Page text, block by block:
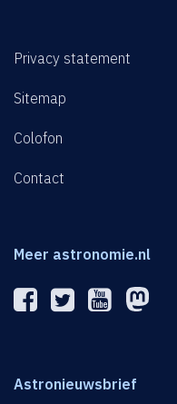
Privacy statement
Sitemap
Colofon
Contact
Meer astronomie.nl
Astronieuwsbrief